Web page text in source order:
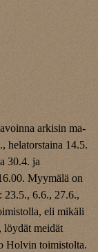
arkisin ma-
helatorstaina 14.5.
30.4. ja
Myymälä on
23.5., 6.6., 27.6.,
eli mikäli
löydät meidät
Holvin toimistolta.